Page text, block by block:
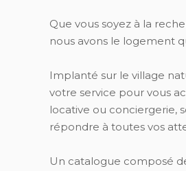
Que vous soyez à la
nous avons le logement
Implanté sur le village
votre service pour vous
locative ou conciergerie,
répondre à toutes vos
Un catalogue composé